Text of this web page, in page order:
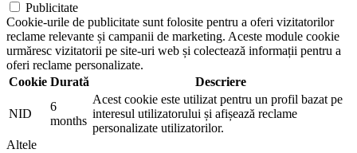
Publicitate
Cookie-urile de publicitate sunt folosite pentru a oferi vizitatorilor
reclame relevante și campanii de marketing. Aceste module cookie
urmăresc vizitatorii pe site-uri web și colectează informații pentru a
oferi reclame personalizate.
Cookie Durată Descriere
NID
6
months
Acest cookie este utilizat pentru un profil bazat pe
interesul utilizatorului și afișează reclame
personalizate utilizatorilor.
Altele